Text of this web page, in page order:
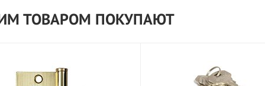
ТОВАРОМ ПОКУПАЮТ